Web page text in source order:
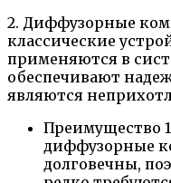
2. Диффузорные
классические
применяются в
обеспечивают
являются
Преимущество
диффузорные
долговечны,